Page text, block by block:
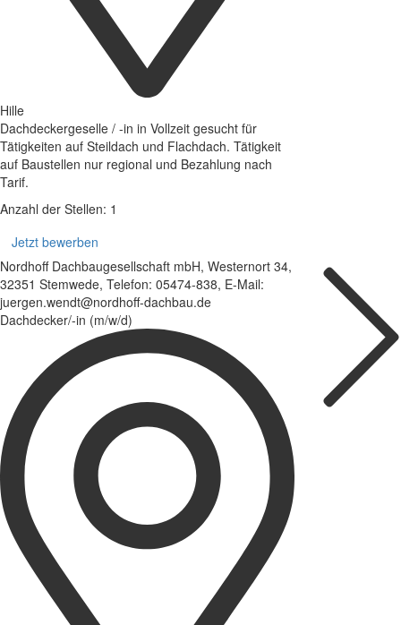
Hille
Dachdeckergeselle / -in in Vollzeit gesucht für
Tätigkeiten auf Steildach und Flachdach. Tätigkeit
auf Baustellen nur regional und Bezahlung nach
Tarif.
Anzahl der Stellen: 1
Jetzt bewerben
Nordhoff Dachbaugesellschaft mbH, Westernort 34,
32351 Stemwede, Telefon: 05474-838, E-Mail:
juergen.wendt@nordhoff-dachbau.de
Dachdecker/-in (m/w/d)